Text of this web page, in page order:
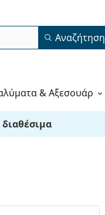
Αναζήτηση
& Αξεσουάρ